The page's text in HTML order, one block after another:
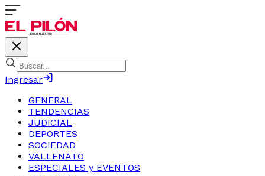
Ingresar
GENERAL
TENDENCIAS
JUDICIAL
DEPORTES
SOCIEDAD
VALLENATO
ESPECIALES y EVENTOS